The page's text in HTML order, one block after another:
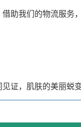
助我们的物流服务
证，肌肤的美丽蜕变